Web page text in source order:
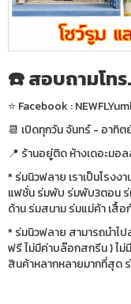
☎️ สอบถามโท
⭐️ Facebook :
📆 เปิดทุกวัน จันทร์ - อาทิ
📍 ร้านอยู่ติด ห้างเดอะม
* ร่มนิวฟลาย เราเป็นโรง
แฟชั่น ร่มพับ ร่มพับ3ตอน ร่
ด้าน ร่มสนาม ร่มแม่ค้า เสื้อ
* ร่มนิวฟลาย สามารถนำไ
ฟรี ไม่มีค่าบล๊อกสกรีน ) ไ
สินค้าหลากหลายมากที่สุด